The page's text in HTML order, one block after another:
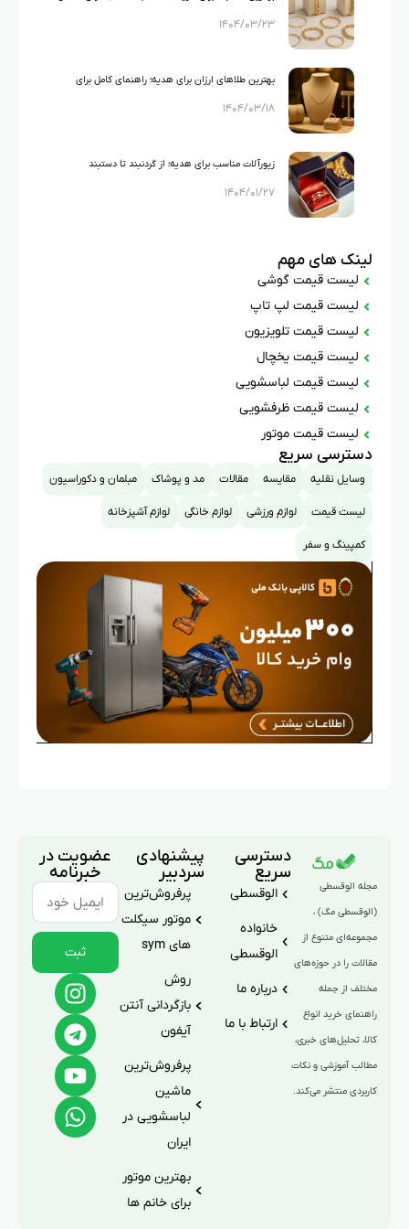
جذاب)
۱۴۰۴/۰۳/۲۳
بهترین طلاهای ارزان برای هدیه؛ راهنمای کامل برای
خرید طلا با قیمت مناسب
۱۴۰۴/۰۳/۱۸
زیورآلات مناسب برای هدیه؛ از گردنبند تا دستبند
۱۴۰۴/۰۱/۲۷
لینک های مهم
لیست قیمت گوشی
لیست قیمت لپ تاپ
لیست قیمت تلویزیون
لیست قیمت یخچال
لیست قیمت لباسشویی
لیست قیمت ظرفشویی
لیست قیمت موتور
دسترسی سریع
وسایل نقلیه مقایسه مقالات مد و پوشاک مبلمان و دکوراسیون
لیست قیمت لوازم ورزشی لوازم خانگی لوازم آشپزخانه
کمپینگ و سفر
مجله الوقسطی
(الوقسطی مگ) ،
مجموعه‌ای متنوع از
مقالات را در حوزه‌های
مختلف از جمله
راهنمای خرید انواع
کالا، تحلیل‌های خبری،
مطالب آموزشی و نکات
کاربردی منتشر می‌کند.
دسترسی
سریع
الوقسطی
خانواده
الوقسطی
درباره ما
ارتباط با ما
پیشنهادی
سردبیر
پرفروش‌ترین
موتور سیکلت
های sym
روش
بازگردانی آنتن
آیفون
پرفروش‌ترین
ماشین
لباسشویی در
ایران
بهترین موتور
برای خانم ها
عضویت در
خبرنامه
ثبت